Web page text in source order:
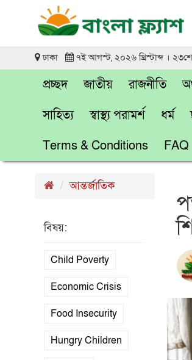
ঢাকা ৭ই আগস্ট, ২০২৬ খ্রিস্টাব্দ । ২৩শে
প্রচ্ছদ জাতীয় রাজনীতি
সাহিত্য
স্বাস্থ্য পরামর্শ ধর্ম
Terms & Conditions
FAQ
আন্তর্জাতিক
বিষয়:
Child Poverty
Economic Crisis
Food Insecurity
Hungry Children